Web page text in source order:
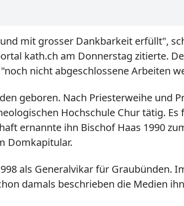
mit grosser Dankbarkeit erfüllt",
kath.ch am Donnerstag zitierte.
nicht abgeschlossene Arbeiten
geboren. Nach Priesterweihe und
Hochschule Chur tätig. Es
ernannte ihn Bischof Haas 1990
Domkapitular.
als Generalvikar für Graubünden.
damals beschrieben die Medien